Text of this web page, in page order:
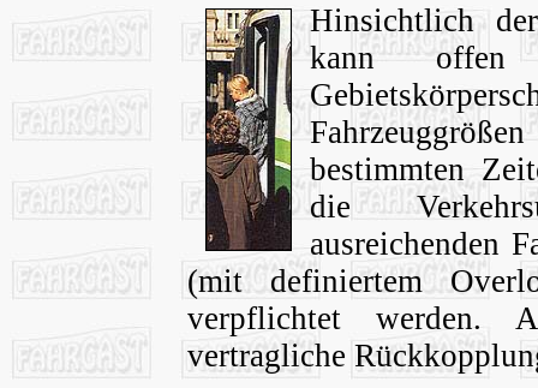
Hinsichtlich
kann
bestimmten
die
ausreichenden
(mit definiertem
verpflichtet werden.
vertragliche